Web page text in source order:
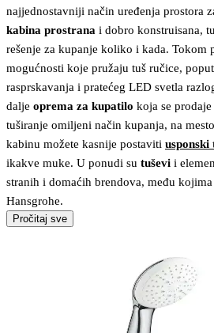
najjednostavniji način uređenja prostora
kabina prostrana i dobro konstruisana,
rešenje za kupanje koliko i kada. Tokom
mogućnosti koje pružaju tuš ručice,
rasprskavanja i pratećeg LED svetla
dalje oprema za kupatilo koja se
tuširanje omiljeni način kupanja, na
kabinu možete kasnije postaviti usponski
ikakve muke. U ponudi su tuševi i
stranih i domaćih brendova, među kojima
Hansgrohe.
Pročitaj sve